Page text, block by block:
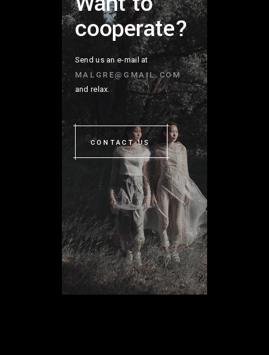
cooperate?
Send us an e-mail at
MALGRE@GMAIL.COM
and relax.
CONTACT US